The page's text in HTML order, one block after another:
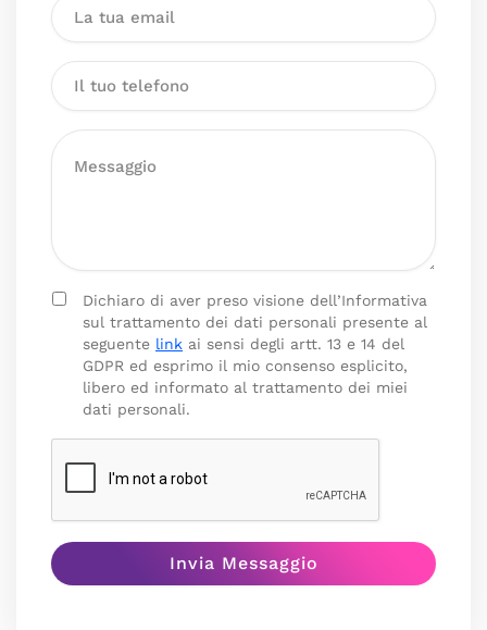
Dichiaro di aver preso visione dell’Informativa
sul trattamento dei dati personali presente al
seguente link ai sensi degli artt. 13 e 14 del
GDPR ed esprimo il mio consenso esplicito,
libero ed informato al trattamento dei miei
dati personali.